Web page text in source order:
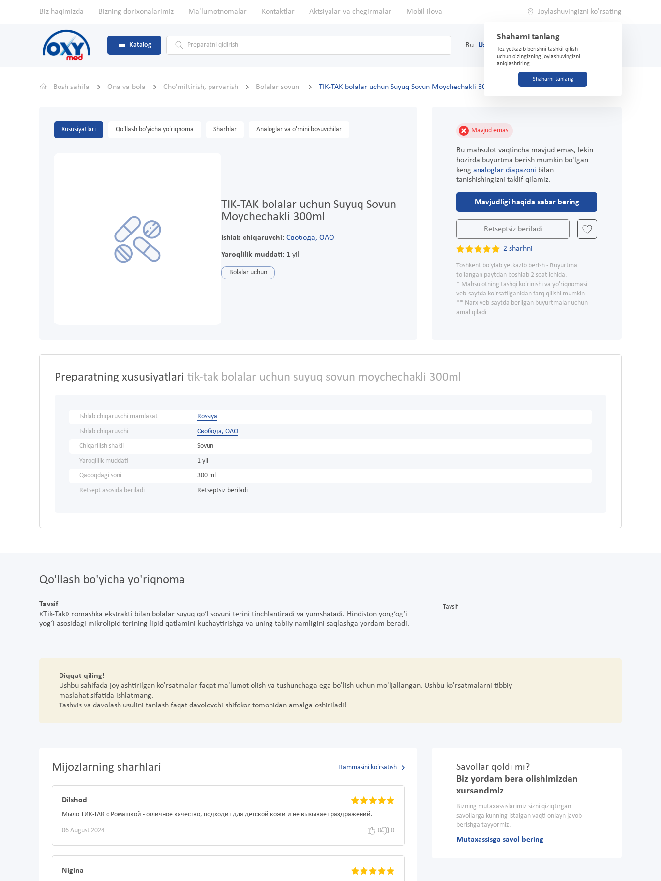
Biz haqimizda Bizning dorixonalarimiz Ma'lumotnomalar Kontaktlar Aktsiyalar va chegirmalar Mobil ilova Joylashuvingizni ko'rsating
Shaharni tanlang
Tez yetkazib berishni tashkil qilish
uchun o'zingizning joylashuvingizni
aniqlashtiring
Shaharni tanlang
Katalog Ru Uz (71) 200-03-03
Bosh sahifa Ona va bola Cho'miltirish, parvarish Bolalar sovuni TIK-TAK bolalar uchun Suyuq Sovun Moychechakli 300ml
Xususiyatlari Qo'llash bo'yicha yo'riqnoma Sharhlar Analoglar va o'rnini bosuvchilar
TIK-TAK bolalar uchun Suyuq Sovun
Moychechakli 300ml
Ishlab chiqaruvchi: Свобода, ОАО
Yaroqlilik muddati:1 yil
Bolalar uchun
Mavjud emas
Bu mahsulot vaqtincha mavjud emas, lekin
hozirda buyurtma berish mumkin bo'lgan
keng analoglar diapazoni bilan
tanishishingizni taklif qilamiz.
Mavjudligi haqida xabar bering
Retseptsiz beriladi
2 sharhni
Toshkent bo'ylab yetkazib berish - Buyurtma
to'langan paytdan boshlab 2 soat ichida.
* Mahsulotning tashqi ko'rinishi va yo'riqnomasi
veb-saytda ko'rsatilganidan farq qilishi mumkin
** Narx veb-saytda berilgan buyurtmalar uchun
amal qiladi
Preparatning xususiyatlari tik-tak bolalar uchun suyuq sovun moychechakli 300ml
Ishlab chiqaruvchi mamlakat
Rossiya
Ishlab chiqaruvchi
Свобода, ОАО
Chiqarilish shakli
Sovun
Yaroqlilik muddati
1 yil
Qadoqdagi soni
300 ml
Retsept asosida beriladi
Retseptsiz beriladi
Qo'llash bo'yicha yo'riqnoma
Tavsif
«Tik-Tak» romashka ekstrakti bilan bolalar suyuq qo‘l sovuni terini tinchlantiradi va yumshatadi. Hindiston yong‘og‘i
yog‘i asosidagi mikrolipid terining lipid qatlamini kuchaytirishga va uning tabiiy namligini saqlashga yordam beradi.
Tavsif
Diqqat qiling!
Ushbu sahifada joylashtirilgan ko'rsatmalar faqat ma'lumot olish va tushunchaga ega bo'lish uchun mo'ljallangan. Ushbu ko'rsatmalarni tibbiy
maslahat sifatida ishlatmang.
Tashxis va davolash usulini tanlash faqat davolovchi shifokor tomonidan amalga oshiriladi!
Mijozlarning sharhlari Hammasini ko'rsatish
Dilshod
Мыло ТИК-ТАК с Ромашкой - отличное качество, подходит для детской кожи и не вызывает раздражений.
06 August 2024 0 0
Nigina
Savollar qoldi mi?
Biz yordam bera olishimizdan
xursandmiz
Bizning mutaxassislarimiz sizni qiziqtirgan
savollarga kunning istalgan vaqti onlayn javob
berishga tayyormiz.
Mutaxassisga savol bering